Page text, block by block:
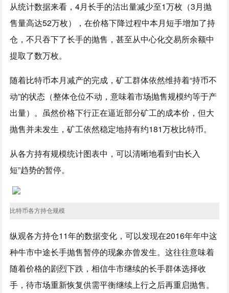
从统计数据来看，4月长手的沽出量减少至1万枚（3月抛
售量高达52万枚），在价格下降过程中本月短手增加了持
仓，不只吞下了长手的抛售，甚至从中心化交易所余额中
提取了数万枚。
随着比特币本月减产的完成，矿工群体依然维持着“持币不
动”的状态（整体仓位不动，意味着市场抛售规模约等于产
出量）。虽然价格下行正在逼近部分矿工的成本价，但大
抛售并未发生，矿工依然稳定地持有约181万枚比特币。
从各方持有规模统计图表中，可以清晰地看到“由长入
短”趋势的暂停。
比特币各方持仓规模
纵观各方持仓11年的数据变化，可以发现在2016年年中这
种牛市中途长手抛售暂停的现象亦曾发生。这往往意味着
随着价格的剧烈下跌，相信牛市继续的长手群体选择收
手，待市场重新恢复供需平衡继续上行之后再重启抛售。